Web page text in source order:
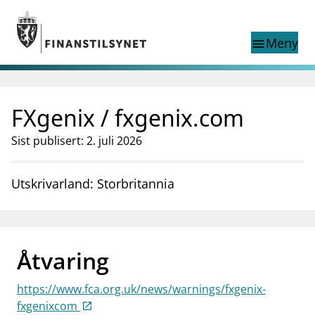
Gå til hovedinnhold
Gå til søkesiden
menuMeny
nettstedet
English
English
Tilsyn
Finanstilsynets registre
businessOm Finanstilsynet
mail_outlineKontakt oss
FXgenix / fxgenix.com
Sist publisert: 2. juli 2026
Utskrivarland: Storbritannia
Åtvaring
https://www.fca.org.uk/news/warnings/fxgenix-
fxgenixcom